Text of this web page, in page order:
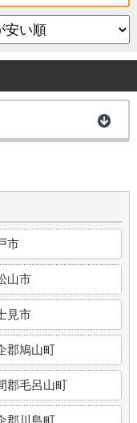
市
山市
見市
郡鳩山町
郡毛呂山町
郡川島町